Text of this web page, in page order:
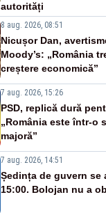
autorități
8 aug. 2026, 08:51
Nicușor Dan,
Moody’s: „România
creștere economică”
7 aug. 2026, 15:26
PSD, replică dură
„România este într-o
majoră”
7 aug. 2026, 14:51
Ședința de guvern se
15:00. Bolojan nu a